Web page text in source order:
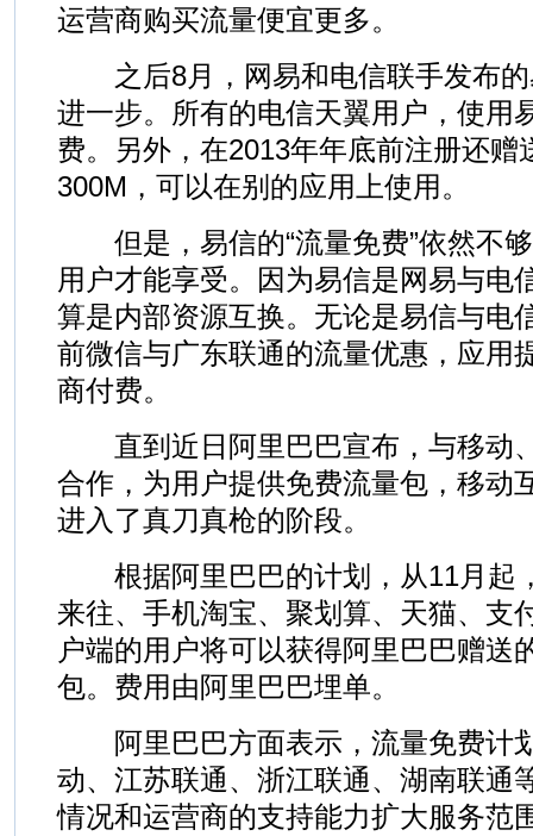
运营商购买流量便宜更多。
之后8月，网易和电信联手发布的
进一步。所有的电信天翼用户，使用
费。另外，在2013年年底前注册还赠
300M，可以在别的应用上使用。
但是，易信的“流量免费”依然不
用户才能享受。因为易信是网易与电
算是内部资源互换。无论是易信与电
前微信与广东联通的流量优惠，应用
商付费。
直到近日阿里巴巴宣布，与移动
合作，为用户提供免费流量包，移动
进入了真刀真枪的阶段。
根据阿里巴巴的计划，从11月起
来往、手机淘宝、聚划算、天猫、支
户端的用户将可以获得阿里巴巴赠送
包。费用由阿里巴巴埋单。
阿里巴巴方面表示，流量免费计
动、江苏联通、浙江联通、湖南联通
情况和运营商的支持能力扩大服务范